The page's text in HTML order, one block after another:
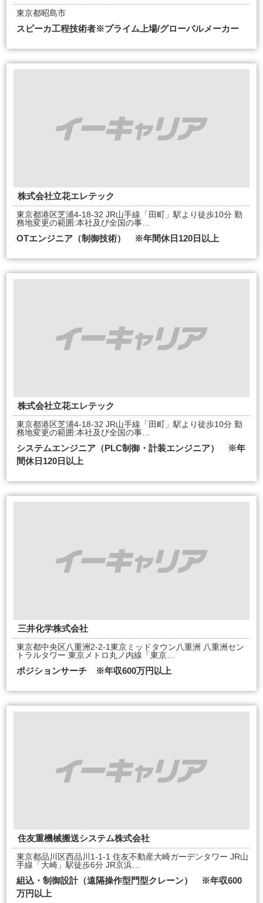
東京都昭島市
スピーカ工程技術者※プライム上場/グローバルメーカー
株式会社立花エレテック
東京都港区芝浦4-18-32 JR山手線「田町」駅より徒歩10分 勤
務地変更の範囲:本社及び全国の事…
OTエンジニア（制御技術） ※年間休日120日以上
株式会社立花エレテック
東京都港区芝浦4-18-32 JR山手線「田町」駅より徒歩10分 勤
務地変更の範囲:本社及び全国の事…
システムエンジニア（PLC制御・計装エンジニア） ※年
間休日120日以上
三井化学株式会社
東京都中央区八重洲2-2-1東京ミッドタウン八重洲 八重洲セン
トラルタワー 東京メトロ丸ノ内線「東京…
ポジションサーチ ※年収600万円以上
住友重機械搬送システム株式会社
東京都品川区西品川1-1-1 住友不動産大崎ガーデンタワー JR山
手線「大崎」駅徒歩6分 JR京浜…
組込・制御設計（遠隔操作型門型クレーン） ※年収600
万円以上